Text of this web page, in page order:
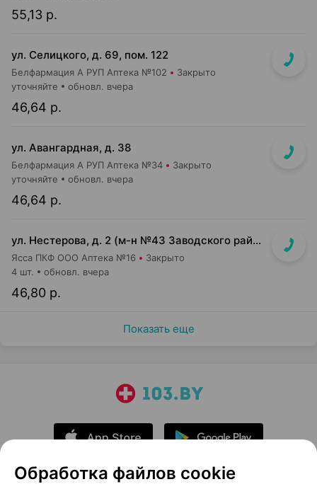
55,13 р.
ул. Селицкого, д. 69, пом. 122
Белфармация А РУП Аптека №102 Закрыто
46,64 р.
уточняйте обновл. вчера
ул. Авангардная, д. 38
Белфармация А РУП Аптека №34 Закрыто
46,64 р.
уточняйте обновл. вчера
ул. Нестерова, д. 2 (м-н №43 Заводского райпищеторга)
Ясса ПКФ ООО Аптека №16 Закрыто
46,80 р.
4 шт. обновл. вчера
Показать еще
Обработка файлов cookie